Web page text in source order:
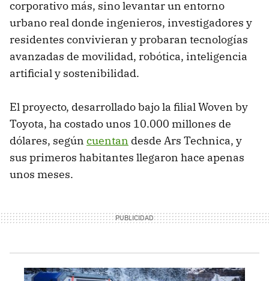
corporativo más, sino levantar un entorno
urbano real donde ingenieros, investigadores y
residentes convivieran y probaran tecnologías
avanzadas de movilidad, robótica, inteligencia
artificial y sostenibilidad.
El proyecto, desarrollado bajo la filial Woven by
Toyota, ha costado unos 10.000 millones de
dólares, según cuentan desde Ars Technica, y
sus primeros habitantes llegaron hace apenas
unos meses.